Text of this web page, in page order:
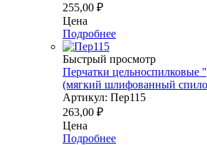
255,00 ₽
Цена
Подробнее
Быстрый просмотр
Перчатки цельноспилковые
(мягкий шлифованный
Артикул: Пер115
263,00 ₽
Цена
Подробнее